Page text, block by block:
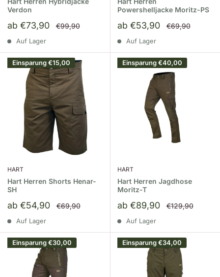
Verdon
Sonderpreis
ab €73,90 Normalpreis
€99,90
Auf Lager
Powershelljacke Moritz-PS
Sonderpreis
ab €53,90 Normalpreis
€69,90
Auf Lager
Einsparung€15,00
HART
Hart Herren Shorts Henar-
SH
Sonderpreis
ab €54,90 Normalpreis
€69,90
Auf Lager
Einsparung€40,00
HART
Hart Herren Jagdhose
Moritz-T
Sonderpreis
ab €89,90 Normalpreis
€129,90
Auf Lager
Einsparung€30,00 Einsparung€34,00